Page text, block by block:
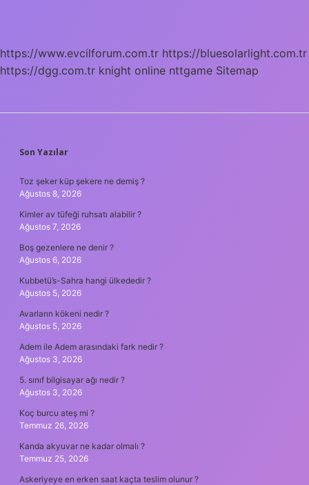
https://www.evcilforum.com.tr https://bluesolarlight.com.tr
https://dgg.com.tr knight online nttgame Sitemap
SIDEBAR
Son Yazılar
Toz şeker küp şekere ne demiş ?
Ağustos 8, 2026
Kimler av tüfeği ruhsatı alabilir ?
Ağustos 7, 2026
Boş gezenlere ne denir ?
Ağustos 6, 2026
Kubbetü’s-Sahra hangi ülkededir ?
Ağustos 5, 2026
Avarların kökeni nedir ?
Ağustos 5, 2026
Adem ile Adem arasındaki fark nedir ?
Ağustos 3, 2026
5. sınıf bilgisayar ağı nedir ?
Ağustos 3, 2026
Koç burcu ateş mi ?
Temmuz 26, 2026
Kanda akyuvar ne kadar olmalı ?
Temmuz 25, 2026
Askeriyeye en erken saat kaçta teslim olunur ?